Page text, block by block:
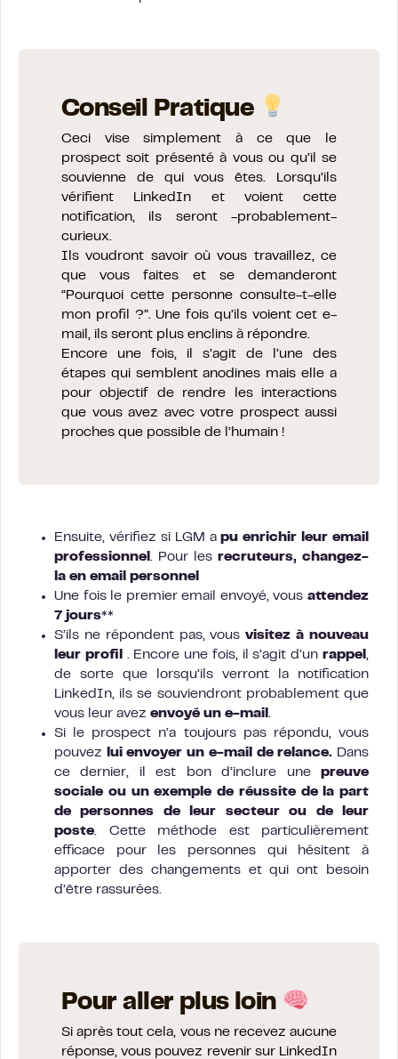
Conseil Pratique
Ceci vise simplement à ce que le
prospect soit présenté à vous ou qu’il se
souvienne de qui vous êtes. Lorsqu’ils
vérifient LinkedIn et voient cette
notification, ils seront -probablement-
curieux.
Ils voudront savoir où vous travaillez, ce
que vous faites et se demanderont
“Pourquoi cette personne consulte-t-elle
mon profil ?”. Une fois qu’ils voient cet e-
mail, ils seront plus enclins à répondre.
Encore une fois, il s’agit de l’une des
étapes qui semblent anodines mais elle a
pour objectif de rendre les interactions
que vous avez avec votre prospect aussi
proches que possible de l’humain !
Ensuite, vérifiez si LGM apu enrichir leur email
professionnel . Pour les recruteurs, changez-
la en email personnel
Une fois le premier email envoyé, vous attendez
7 jours**
S’ils ne répondent pas, vousvisitez à nouveau
leur profil . Encore une fois, il s’agit d’unrappel,
de sorte que lorsqu’ils verront la notification
LinkedIn, ils se souviendront probablement que
vous leur avez envoyé un e-mail .
Si le prospect n’a toujours pas répondu, vous
pouvez
lui envoyer un e-mail de relance. Dans
ce dernier, il est bon d’inclure une preuve
sociale ou un exemple de réussite de la part
de personnes de leur secteur ou de leur
poste. Cette méthode est particulièrement
efficace pour les personnes qui hésitent à
apporter des changements et qui ont besoin
d’être rassurées.
Pour aller plus loin
Si après tout cela, vous ne recevez aucune
réponse, vous pouvez revenir sur LinkedIn